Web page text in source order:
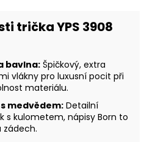
trička YPS 3908
bavlna: Špičkový, extra
vlákny pro luxusní pocit při
materiálu.
medvědem:Detailní
s kulometem, nápisy Born to
zádech.